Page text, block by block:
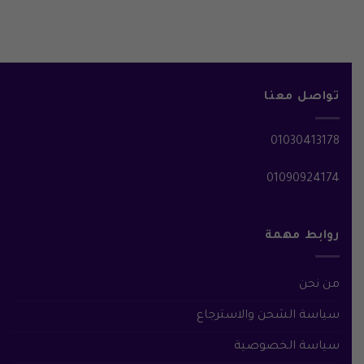
تواصل معنا
01030413178
01090924174
روابط مهمة
من نحن
سياسة الشحن والاسترجاع
سياسة الخصوصية